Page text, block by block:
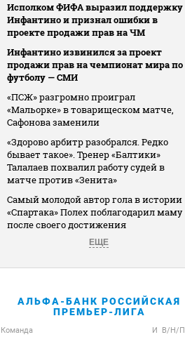
Исполком ФИФА выразил поддержку
Инфантино и признал ошибки в
проекте продажи прав на ЧМ
Инфантино извинился за проект
продажи прав на чемпионат мира по
футболу — СМИ
«ПСЖ» разгромно проиграл
«Мальорке» в товарищеском матче,
Сафонова заменили
«Здорово арбитр разобрался. Редко
бывает такое». Тренер «Балтики»
Талалаев похвалил работу судей в
матче против «Зенита»
Самый молодой автор гола в истории
«Спартака» Полех поблагодарил маму
после своего достижения
ЕЩЕ
АЛЬФА-БАНК РОССИЙСКАЯ
ПРЕМЬЕР-ЛИГА
Команда И В/Н/П